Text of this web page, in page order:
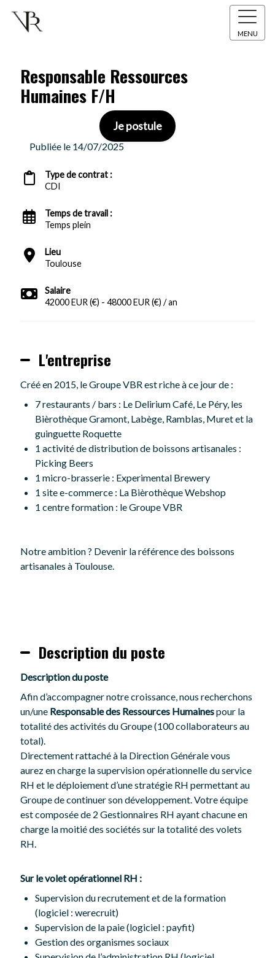
MENU
Responsable Ressources
Humaines F/H
Je postule
Publiée le 14/07/2025
Type de contrat :
CDI
Temps de travail :
Temps plein
Lieu
Toulouse
Salaire
42000 EUR (€) - 48000 EUR (€) / an
L'entreprise
Créé en 2015, le Groupe VBR est riche à ce jour de :
7 restaurants / bars : Le Delirium Café, Le Péry, les
Bièrothèque Gramont, Labège, Ramblas, Muret et la
guinguette Roquette
1 activité de distribution de boissons artisanales :
Picking Beers
1 micro-brasserie : Experimental Brewery
1 site e-commerce : La Bièrothèque Webshop
1 centre formation : le Groupe VBR
Notre ambition ? Devenir la référence des boissons
artisanales à Toulouse.
Description du poste
Description du poste
Afin d’accompagner notre croissance, nous recherchons
un/une Responsable des Ressources Humainespour la
totalité des activités du Groupe (100 collaborateurs au
total).
Directement rattaché à la Direction Générale vous
aurez en charge la supervision opérationnelle du service
RH et le déploiement d’une stratégie RH permettant au
Groupe de continuer son développement. Votre équipe
est composée de 2 Gestionnaires RH ayant chacune en
charge la moitié des sociétés sur la totalité des volets
RH.
Sur le volet opérationnel RH :
Supervision du recrutement et de la formation
(logiciel : werecruit)
Supervision de la paie (logiciel : payfit)
Gestion des organismes sociaux